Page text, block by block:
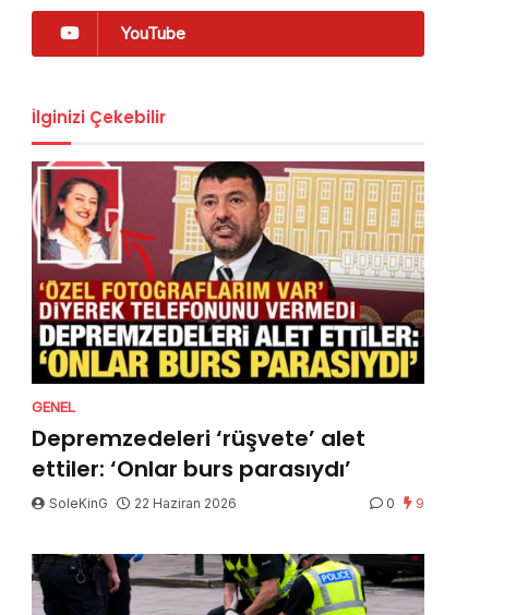
YouTube
İlginizi Çekebilir
GENEL
Depremzedeleri ‘rüşvete’ alet
ettiler: ‘Onlar burs parasıydı’
SoleKinG 22 Haziran 2026 0 9